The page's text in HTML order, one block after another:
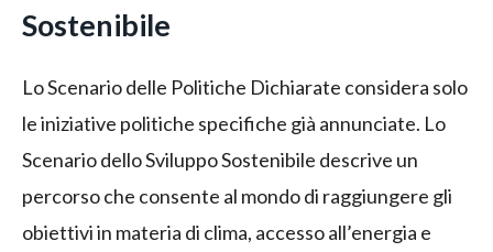
Sostenibile
Lo Scenario delle Politiche Dichiarate considera solo
le iniziative politiche specifiche già annunciate. Lo
Scenario dello Sviluppo Sostenibile descrive un
percorso che consente al mondo di raggiungere gli
obiettivi in materia di clima, accesso all’energia e